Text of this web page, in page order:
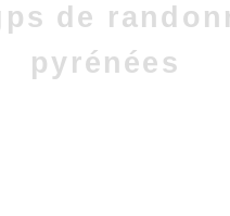
de
pyrénées